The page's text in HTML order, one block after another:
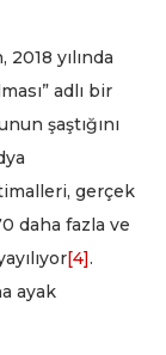
yılında
adlı bir
şaştığını
gerçek
daha fazla ve
[4].
ayak